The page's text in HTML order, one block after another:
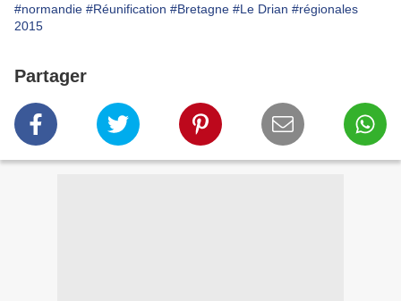
#normandie #Réunification #Bretagne #Le Drian #régionales
2015
Partager